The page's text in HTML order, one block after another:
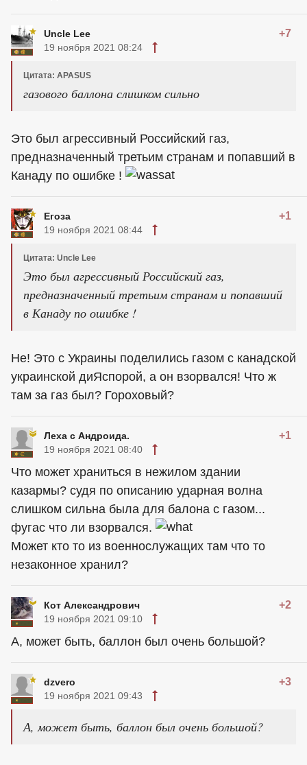
Uncle Lee +7
19 ноября 2021 08:24
Цитата: APASUS
газового баллона слишком сильно
Это был агрессивный Российский газ,
предназначенный третьим странам и попавший в
Канаду по ошибке !
Егоза +1
19 ноября 2021 08:44
Цитата: Uncle Lee
Это был агрессивный Российский газ,
предназначенный третьим странам и попавший
в Канаду по ошибке !
Не! Это с Украины поделились газом с канадской
украинской диЯспорой, а он взорвался! Что ж
там за газ был? Гороховый?
Леха с Андроида. +1
19 ноября 2021 08:40
Что может храниться в нежилом здании
казармы? судя по описанию ударная волна
слишком сильна была для балона с газом...
фугас что ли взорвался.
Может кто то из военнослужащих там что то
незаконное хранил?
Кот Александрович +2
19 ноября 2021 09:10
А, может быть, баллон был очень большой?
dzvero +3
19 ноября 2021 09:43
А, может быть, баллон был очень большой?